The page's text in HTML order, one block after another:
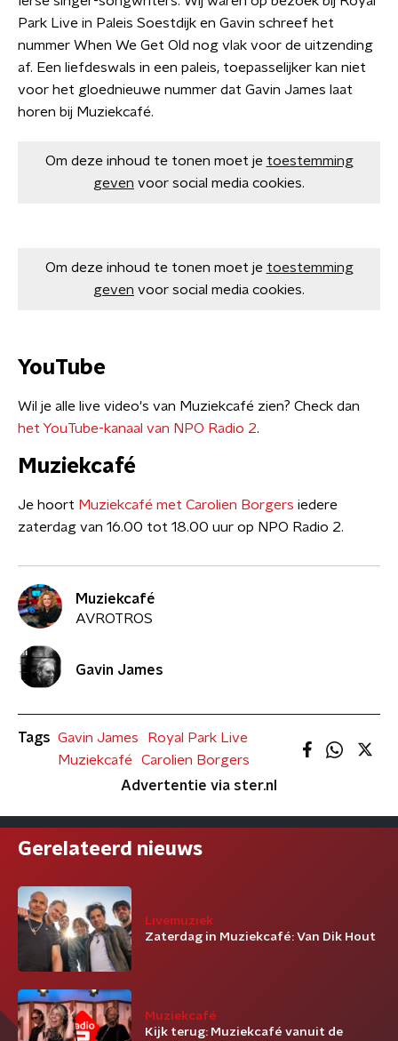
Park Live in Paleis Soestdijk en Gavin schreef het
nummer When We Get Old nog vlak voor de uitzending
af. Een liefdeswals in een paleis, toepasselijker kan niet
voor het gloednieuwe nummer dat Gavin James laat
horen bij Muziekcafé.
Om deze inhoud te tonen moet je toestemming
geven voor social media cookies.
Om deze inhoud te tonen moet je toestemming
geven voor social media cookies.
YouTube
Wil je alle live video's van Muziekcafé zien? Check dan
het YouTube-kanaal van NPO Radio 2.
Muziekcafé
Je hoort Muziekcafé met Carolien Borgers iedere
zaterdag van 16.00 tot 18.00 uur op NPO Radio 2.
Muziekcafé
AVROTROS
Gavin James
Tags Gavin James
Royal Park Live
Muziekcafé
Carolien Borgers
Advertentie via ster.nl
Gerelateerd nieuws
Livemuziek
Zaterdag in Muziekcafé: Van Dik Hout
Muziekcafé
Kijk terug: Muziekcafé vanuit de